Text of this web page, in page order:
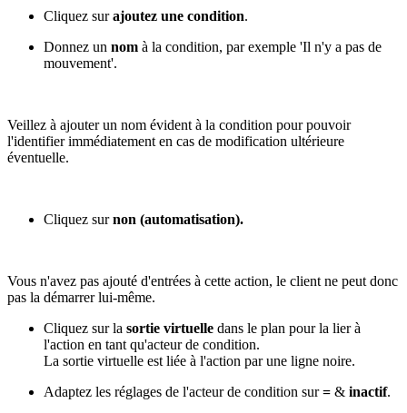
Cliquez surajoutez une condition.
Donnez un nom à la condition, par exemple 'Il n'y a pas de
mouvement'.
Veillez à ajouter un nom évident à la condition pour pouvoir
l'identifier immédiatement en cas de modification ultérieure
éventuelle.
Cliquez surnon (automatisation).
Vous n'avez pas ajouté d'entrées à cette action, le client ne peut donc
pas la démarrer lui-même.
Cliquez sur la sortie virtuelle dans le plan pour la lier à
l'action en tant qu'acteur de condition.
La sortie virtuelle est liée à l'action par une ligne noire.
Adaptez les réglages de l'acteur de condition sur= & inactif.